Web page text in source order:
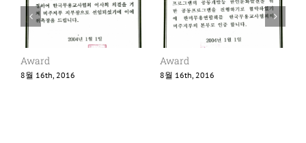
Award
8월 16th, 2016
Award
8월 16th, 2016